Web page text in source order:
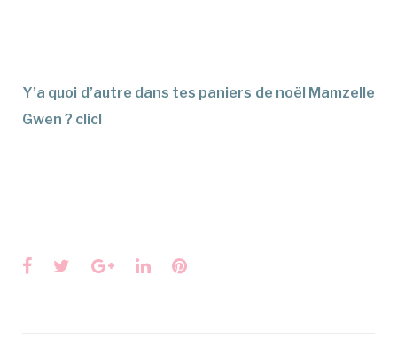
Y’a quoi d’autre dans tes paniers de noël Mamzelle
Gwen ? clic!
Facebook
TwitterGoogle+
LinkedInPinterest